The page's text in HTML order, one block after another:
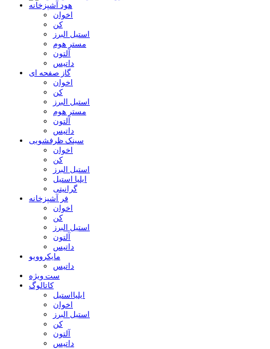
هود آشپزخانه
اخوان
کن
استیل البرز
مستر هوم
آلتون
داتیس
گاز صفحه ای
اخوان
کن
استیل البرز
مستر هوم
آلتون
داتیس
سینک ظرفشویی
اخوان
کن
استیل البرز
ایلیا استیل
گرانیتی
فر آشپزخانه
اخوان
کن
استیل البرز
آلتون
داتیس
مایکروویو
داتیس
ست ویژه
کاتالوگ
ایلیااستیل
اخوان
استیل البرز
کن
آلتون
داتیس